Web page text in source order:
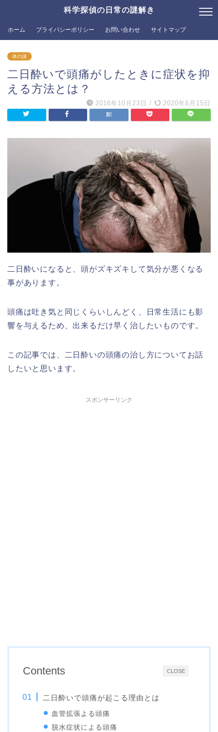
科学探偵の日常の謎解き
ホーム プライバシーポリシー お問い合わせ サイトマップ
体の謎
二日酔いで頭痛がしたときに症状を抑
える方法とは？
2016年10月23日 / 2020年6月15日
二日酔いになると、頭がズキズキして気分が悪くなる
事があります。
頭痛は吐き気と同じくらいしんどく、日常生活にも影
響を与えるため、出来るだけ早く治したいものです。
この記事では、二日酔いの頭痛の治し方についてお話
したいと思います。
スポンサーリンク
CLOSE
Contents
二日酔いで頭痛が起こる理由とは
血管拡張よる頭痛
脱水症状による頭痛